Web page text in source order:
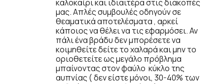
καλοκαίρι και ιδιαιτέρα στις διακοπές
μας. Απλές συμβουλές οδηγούν σε
θεαματικά αποτελέσματα , αρκεί
κάποιος να θέλει να τις εφαρμόσει. Αν
πάλι ένα βράδυ δεν μπορέσετε να
κοιμηθείτε δείτε το χαλαρά και μην το
οριοθετείτε ως μεγάλο πρόβλημα
μπαίνοντας στον φαύλο κύκλο της
αυπνίας ( δεν είστε μόνοι, 30-40% των